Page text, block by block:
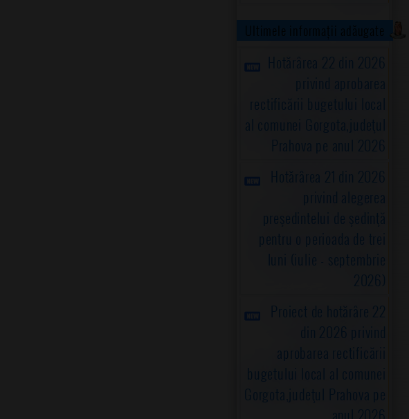
Ultimele informații adăugate
Hotărârea 22 din 2026
privind aprobarea
rectificării bugetului local
al comunei Gorgota,judeţul
Prahova pe anul 2026
Hotărârea 21 din 2026
privind alegerea
preşedintelui de şedinţă
pentru o perioada de trei
luni (iulie - septembrie
2026)
Proiect de hotărâre 22
din 2026 privind
aprobarea rectificării
bugetului local al comunei
Gorgota,judeţul Prahova pe
anul 2026